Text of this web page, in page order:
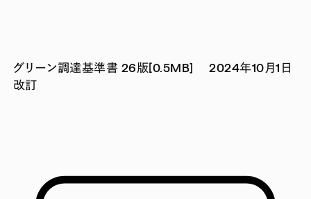
グリーン調達基準書 26版[0.5MB] 2024年10月1日
改訂